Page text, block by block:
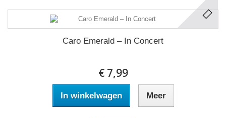
Caro Emerald ‎– In Concert
€ 7,99
In winkelwagen Meer